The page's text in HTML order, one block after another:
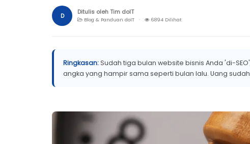
D Ditulis oleh Tim doIT
Blog & Panduan doIT · 6894 Dilihat
Ringkasan:Sudah tiga bulan website bisnis Anda 'di-
angka yang hampir sama seperti bulan lalu. Uang sudah